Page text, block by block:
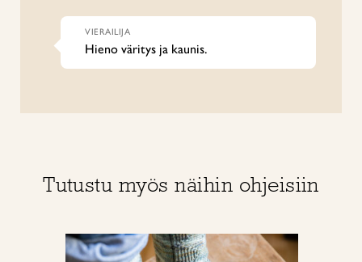
VIERAILIJA
Hieno väritys ja kaunis.
Tutustu myös näihin ohjeisiin